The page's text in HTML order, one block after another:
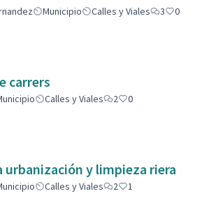
Municipio Calles y Viales 3
0
carrers
Calles y Viales 2
0
urbanización y limpieza riera
Calles y Viales 2
1